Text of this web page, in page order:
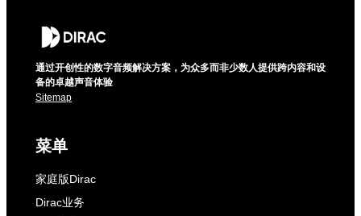
通过开创性的数字音频解决方案，为众多而非少数人提供跨内容和设
备的卓越声音体验
Sitemap
菜单
家庭版Dirac
Dirac业务